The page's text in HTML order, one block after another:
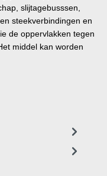
slijtagebusssen,
steekverbindingen en
de oppervlakken tegen
middel kan worden
accupolen van
op slijtagebussen, op